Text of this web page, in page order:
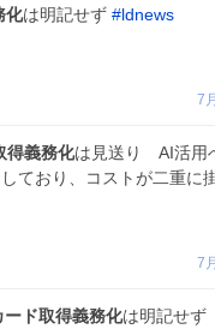
化は明記せず #ldnews
7
得義務化は見送り AI活用
ており、コストが二重に
7
ード取得義務化は明記せず